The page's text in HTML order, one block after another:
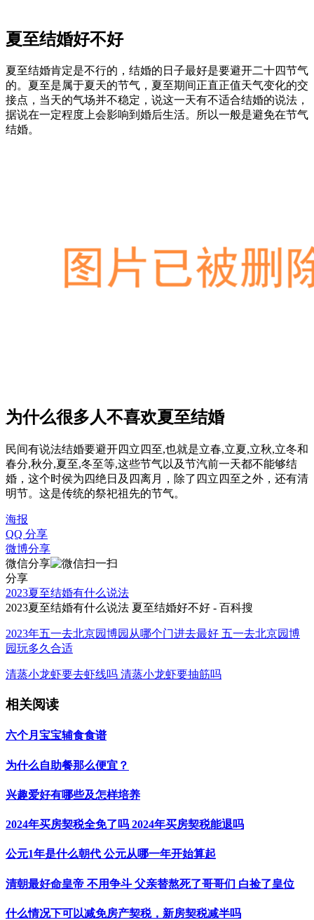
夏至结婚好不好
夏至结婚肯定是不行的，结婚的日子最好是要避开二十四节气
的。夏至是属于夏天的节气，夏至期间正直正值天气变化的交
接点，当天的气场并不稳定，说这一天有不适合结婚的说法，
据说在一定程度上会影响到婚后生活。所以一般是避免在节气
结婚。
为什么很多人不喜欢夏至结婚
民间有说法结婚要避开四立四至,也就是立春,立夏,立秋,立冬和
春分,秋分,夏至,冬至等,这些节气以及节汽前一天都不能够结
婚，这个时侯为四绝日及四离月，除了四立四至之外，还有清
明节。这是传统的祭祀祖先的节气。
海报
QQ 分享
微博分享
微信分享
分享
2023夏至结婚有什么说法
2023夏至结婚有什么说法 夏至结婚好不好 - 百科搜
2023年五一去北京园博园从哪个门进去最好 五一去北京园博
园玩多久合适
清蒸小龙虾要去虾线吗 清蒸小龙虾要抽筋吗
相关阅读
六个月宝宝辅食食谱
为什么自助餐那么便宜？
兴趣爱好有哪些及怎样培养
2024年买房契税全免了吗 2024年买房契税能退吗
公元1年是什么朝代 公元从哪一年开始算起
清朝最好命皇帝 不用争斗 父亲替熬死了哥哥们 白捡了皇位
什么情况下可以减免房产契税，新房契税减半吗